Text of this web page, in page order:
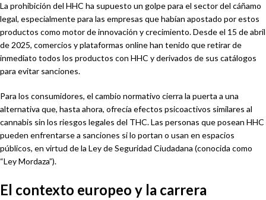
La prohibición del HHC ha supuesto un golpe para el sector del cáñamo
legal, especialmente para las empresas que habían apostado por estos
productos como motor de innovación y crecimiento. Desde el 15 de abril
de 2025, comercios y plataformas online han tenido que retirar de
inmediato todos los productos con HHC y derivados de sus catálogos
para evitar sanciones.
Para los consumidores, el cambio normativo cierra la puerta a una
alternativa que, hasta ahora, ofrecía efectos psicoactivos similares al
cannabis sin los riesgos legales del THC. Las personas que posean HHC
pueden enfrentarse a sanciones si lo portan o usan en espacios
públicos, en virtud de la Ley de Seguridad Ciudadana (conocida como
“Ley Mordaza”).
El contexto europeo y la carrera